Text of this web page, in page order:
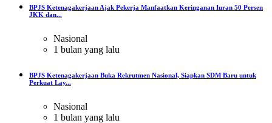
BPJS Ketenagakerjaan Ajak Pekerja Manfaatkan Keringanan Iuran 50 Persen
JKK dan...
Nasional
1 bulan yang lalu
BPJS Ketenagakerjaan Buka Rekrutmen Nasional, Siapkan SDM Baru untuk
Perkuat Lay...
Nasional
1 bulan yang lalu